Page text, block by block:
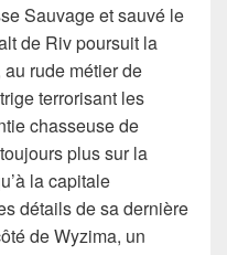
Sauvage et sauvé le
de Riv poursuit la
rude métier de
terrorisant les
chasseuse de
plus sur la
la capitale
détails de sa dernière
de Wyzima, un